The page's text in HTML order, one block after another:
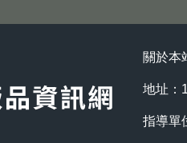
關於本
地址：
指導單